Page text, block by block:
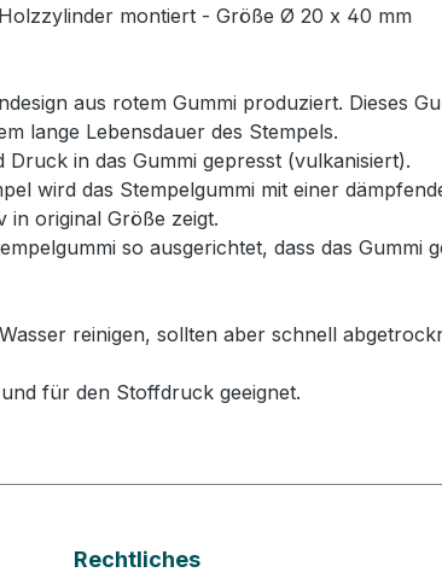
montiert - Größe Ø 20 x 40 mm
aus rotem Gummi produziert. Dieses
lange Lebensdauer des Stempels.
in das Gummi gepresst (vulkanisiert).
wird das Stempelgummi mit einer
in original Größe zeigt.
so ausgerichtet, dass das
reinigen, sollten aber schnell
für den Stoffdruck geeignet.
Rechtliches